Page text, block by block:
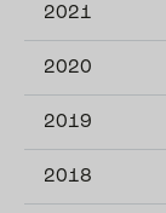
2021
2020
2019
2018